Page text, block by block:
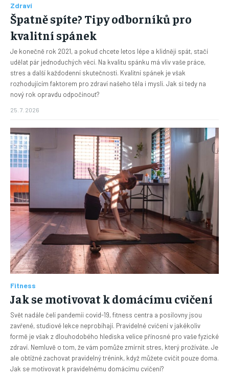
Zdraví
Špatně spíte? Tipy odborníků pro
kvalitní spánek
Je konečně rok 2021, a pokud chcete letos lépe a klidněji spát, stačí
udělat pár jednoduchých věcí. Na kvalitu spánku má vliv vaše práce,
stres a další každodenní skutečnosti. Kvalitní spánek je však
rozhodujícím faktorem pro zdraví našeho těla i mysli. Jak si tedy na
nový rok opravdu odpočinout?
25. 7. 2026
Fitness
Jak se motivovat k domácímu cvičení
Svět nadále čelí pandemii covid-19, fitness centra a posilovny jsou
zavřené, studiové lekce neprobíhají. Pravidelné cvičení v jakékoliv
formě je však z dlouhodobého hlediska velice přínosné pro vaše fyzické
zdraví. Nemluvě o tom, že vám pomůže zmírnit stres, který prožíváte. Je
ale obtížné zachovat pravidelný trénink, když můžete cvičit pouze doma.
Jak se motivovat k pravidelnému domácímu cvičení?